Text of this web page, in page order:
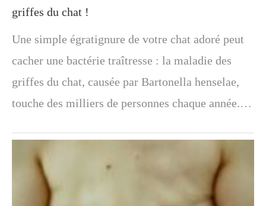
griffes du chat !
Une simple égratignure de votre chat adoré peut
cacher une bactérie traîtresse : la maladie des
griffes du chat, causée par Bartonella henselae,
touche des milliers de personnes chaque année.…